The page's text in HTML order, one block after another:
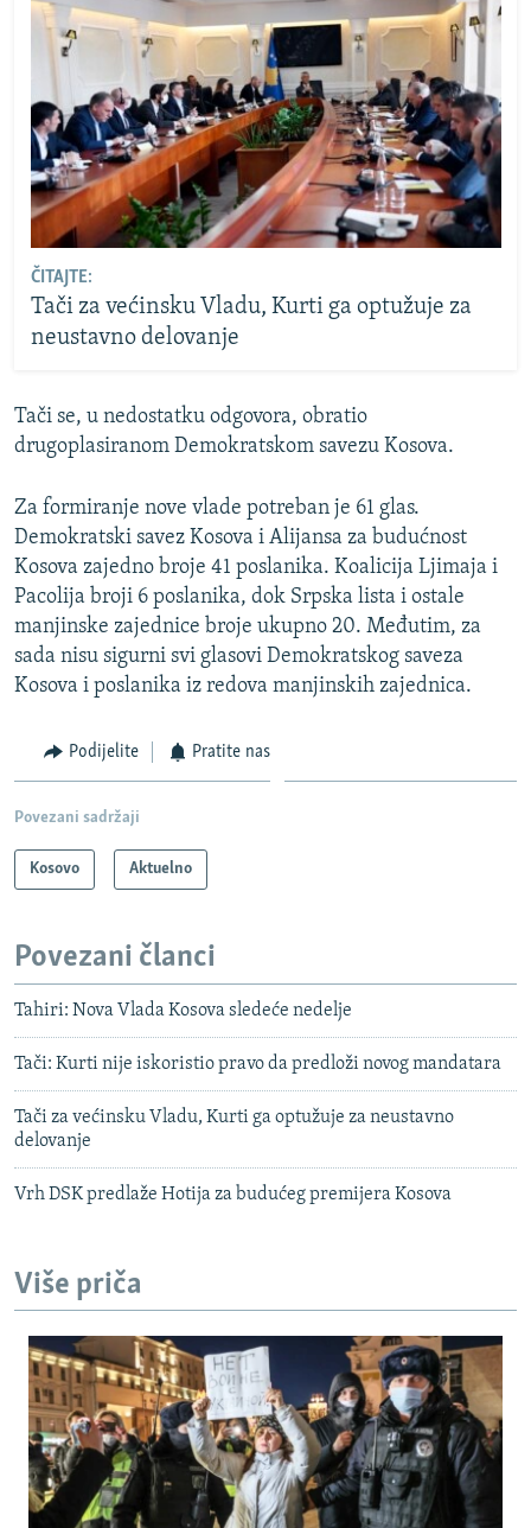
ČITAJTE:
Tači za većinsku Vladu, Kurti ga optužuje za
neustavno delovanje
Tači se, u nedostatku odgovora, obratio
drugoplasiranom Demokratskom savezu Kosova.
Za formiranje nove vlade potreban je 61 glas.
Demokratski savez Kosova i Alijansa za budućnost
Kosova zajedno broje 41 poslanika. Koalicija Ljimaja i
Pacolija broji 6 poslanika, dok Srpska lista i ostale
manjinske zajednice broje ukupno 20. Međutim, za
sada nisu sigurni svi glasovi Demokratskog saveza
Kosova i poslanika iz redova manjinskih zajednica.
Podijelite Pratite nas
Povezani sadržaji
Kosovo Aktuelno
Povezani članci
Tahiri: Nova Vlada Kosova sledeće nedelje
Tači: Kurti nije iskoristio pravo da predloži novog mandatara
Tači za većinsku Vladu, Kurti ga optužuje za neustavno
delovanje
Vrh DSK predlaže Hotija za budućeg premijera Kosova
Više priča